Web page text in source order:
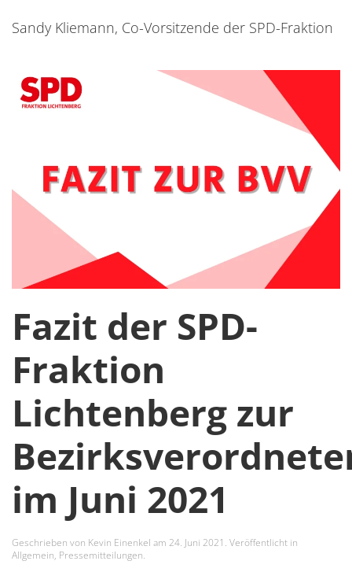
Sandy Kliemann, Co-Vorsitzende der SPD-Fraktion
Fazit der SPD-
Fraktion
Lichtenberg zur
im Juni 2021
Geschrieben von Kevin Einenkel am 24. Juni 2021 . Veröffentlicht in
Allgemein, Pressemitteilungen.